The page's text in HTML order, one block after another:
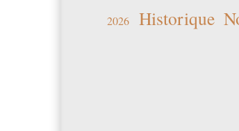
2026 Historique